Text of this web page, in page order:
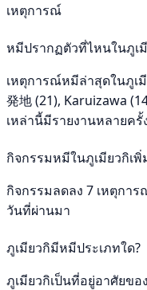
เหตุการณ์
หมีปรากฏตัวที่ไหนในภูเมี
เหตุการณ์หมีล่าสุดในภูเ
発地 (21), Karuizawa
เหล่านี้มีรายงานหลายค
กิจกรรมหมีในภูเมียวกิเ
กิจกรรมลดลง 7 เหตุกา
วันที่ผ่านมา
ภูเมียวกิมีหมีประเภทใด?
ภูเมียวกิเป็นที่อยู่อาศัยข